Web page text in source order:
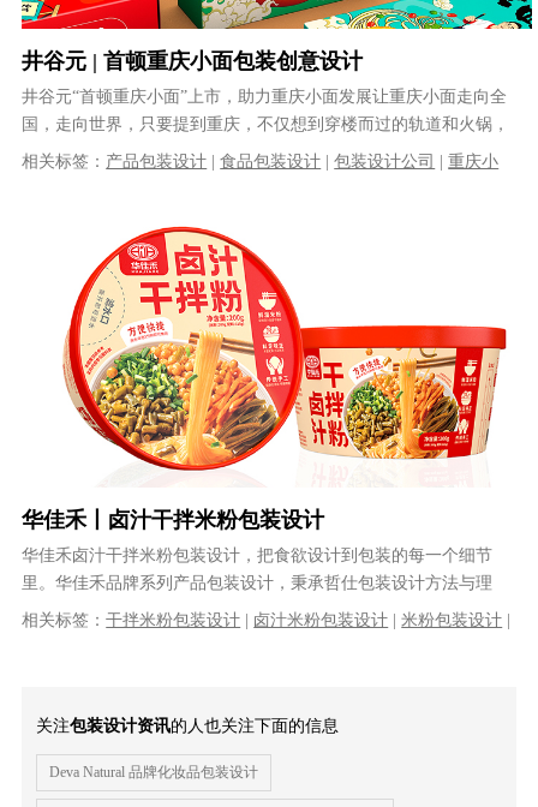
井谷元 | 首顿重庆小面包装创意设计
井谷元“首顿重庆小面”上市，助力重庆小面发展让重庆小面走向全
国，走向世界，只要提到重庆，不仅想到穿楼而过的轨道和火锅，
还要马上想到重庆小面，这是重庆井......
相关标签： 产品包装设计 |食品包装设计 |包装设计公司 |重庆小
华佳禾丨卤汁干拌米粉包装设计
华佳禾卤汁干拌米粉包装设计，把食欲设计到包装的每一个细节
里。华佳禾品牌系列产品包装设计，秉承哲仕包装设计方法与理
念，充分激发消费者的食欲，让人从货架上......
相关标签：干拌米粉包装设计 卤汁米粉包装设计 |米粉包装设计
关注包装设计资讯的人也关注下面的信息
Deva Natural 品牌化妆品包装设计